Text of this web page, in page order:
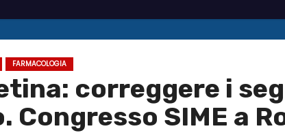
FARMACOLOGIA
correggere i
SIME a